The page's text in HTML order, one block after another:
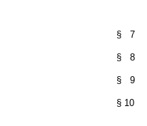
§ 7
§ 8
§ 9
§ 10